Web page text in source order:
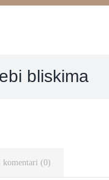
bliskima
komentari (0)